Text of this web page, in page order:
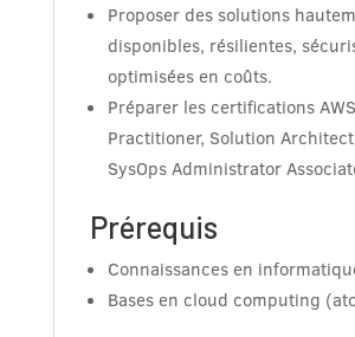
Proposer des solutions
disponibles, résilientes,
optimisées en coûts.
Préparer les certifications
Practitioner, Solution
SysOps Administrator
Prérequis
Connaissances en
Bases en cloud computing